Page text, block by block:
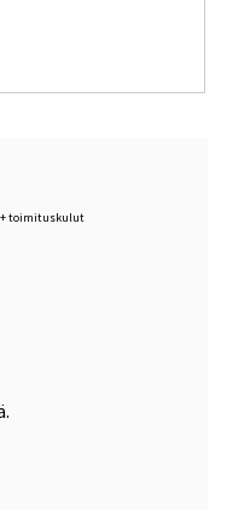
+toimituskulut
.